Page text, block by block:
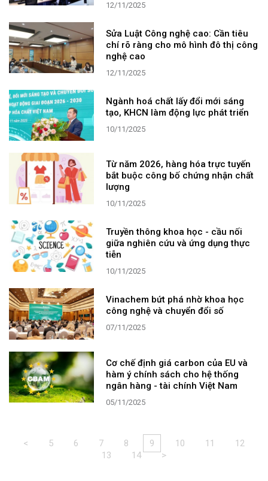
12/11/2025
Sửa Luật Công nghệ cao: Cần tiêu
chí rõ ràng cho mô hình đô thị công
nghệ cao
12/11/2025
Ngành hoá chất lấy đổi mới sáng
tạo, KHCN làm động lực phát triển
10/11/2025
Từ năm 2026, hàng hóa trực tuyến
bắt buộc công bố chứng nhận chất
lượng
10/11/2025
Truyền thông khoa học - cầu nối
giữa nghiên cứu và ứng dụng thực
tiễn
10/11/2025
Vinachem bứt phá nhờ khoa học
công nghệ và chuyển đổi số
07/11/2025
Cơ chế định giá carbon của EU và
hàm ý chính sách cho hệ thống
ngân hàng - tài chính Việt Nam
05/11/2025
< 5 6 7 8 9 10 11
12
13
14 >